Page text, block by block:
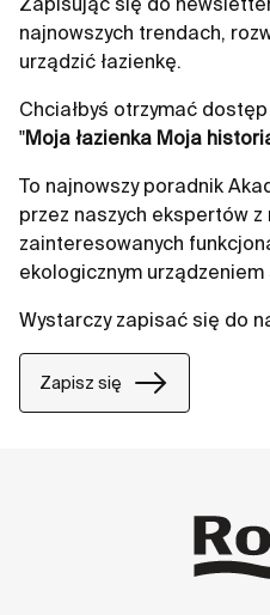
designem, który sprawdzi
łazienkach, zapewniając
funkcjonalność i estetykę.
najnowszych trendach,
urządzić łazienkę.
Chciałbyś otrzymać
"Moja łazienka Moja
To najnowszy poradnik
przez naszych ekspertów z
zainteresowanych
ekologicznym urządzeniem
Wystarczy zapisać się do
Zapisz się